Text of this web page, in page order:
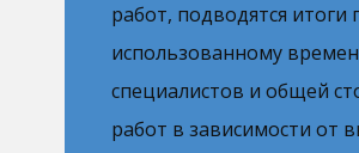
работ, подводятся итоги
использованному
специалистов и общей
работ в зависимости от